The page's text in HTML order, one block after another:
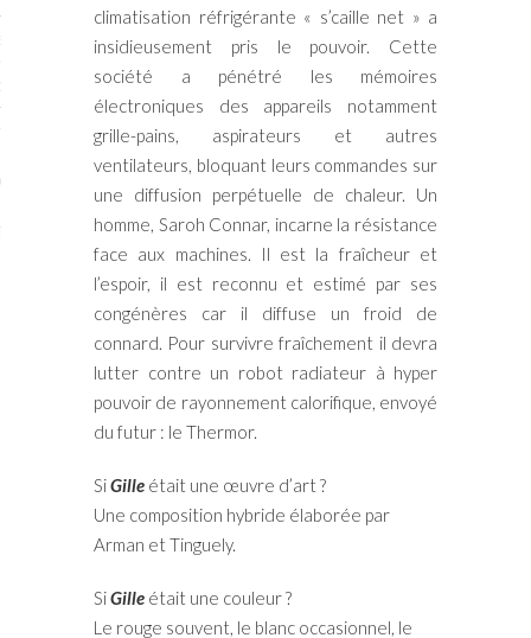
PARISARTISTES # 2015
DON
climatisation réfrigérante « s’caille net » a
insidieusement pris le pouvoir. Cette
société a pénétré les mémoires
électroniques des appareils notamment
grille-pains, aspirateurs et autres
ventilateurs, bloquant leurs commandes sur
une diffusion perpétuelle de chaleur. Un
homme, Saroh Connar, incarne la résistance
face aux machines. Il est la fraîcheur et
l’espoir, il est reconnu et estimé par ses
congénères car il diffuse un froid de
connard. Pour survivre fraîchement il devra
lutter contre un robot radiateur à hyper
pouvoir de rayonnement calorifique, envoyé
du futur : le Thermor.
SiGille était une œuvre d’art ?
Une composition hybride élaborée par
Arman et Tinguely.
SiGille était une couleur ?
Le rouge souvent, le blanc occasionnel, le